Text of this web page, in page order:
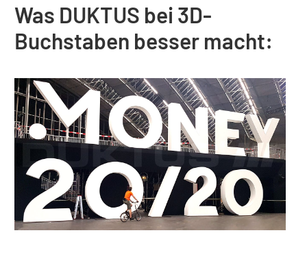
Was DUKTUS bei 3D-
Buchstaben besser macht: